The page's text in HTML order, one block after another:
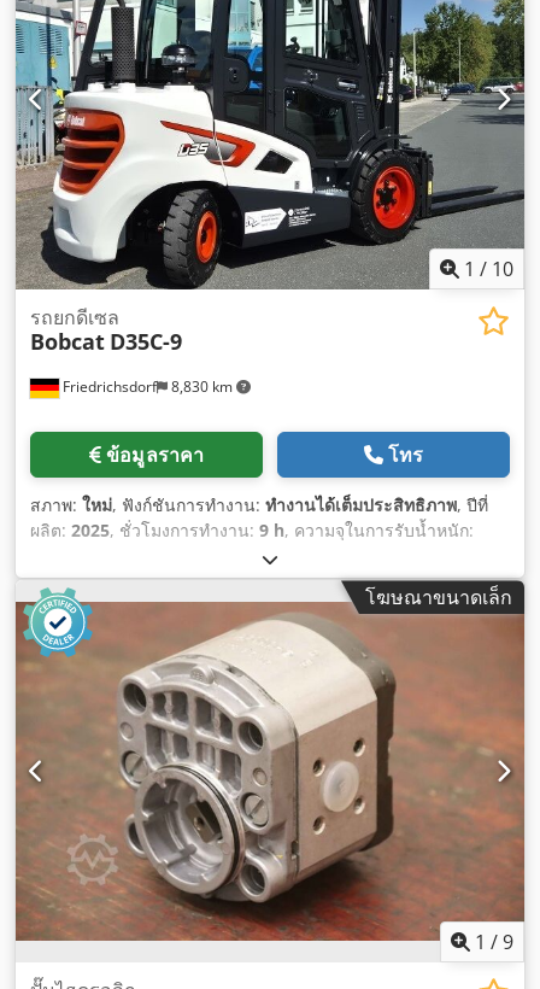
1 / 10
Friedrichsdorf 8,830 km
รถยกดีเซล
Bobcat D35C-9
ข้อมูลราคา โทร
สภาพ: ใหม่, ฟังก์ชันการทำงาน: ทำงานได้เต็มประสิทธิภาพ, ปีที่
ผลิต: 2025, ชั่วโมงการทำงาน: 9 h, ความจุในการรับน้ำหนัก:
4,380 มม, ยกอิสระ:
เชื้อเพลิง:ดีเซล, ประเภทเสา:ทริเพล็กซ์, ความสูงอาคาร:2,180
มม, กำลัง:45 กิโลวัตต์ (61.18 แรงม้า), ความกว้างของเฟรมงา:
1,190 มม
, ความยาวง่าม:1,200 มม , น้ำหนักเปล่า:
ความยาวทั้งหมด:2,779 มม , ประเภทการขับเคลื่อน:
กว้างก่อสร้าง:1,290 มม,
โฆษณาขนาดเล็ก
1 /9